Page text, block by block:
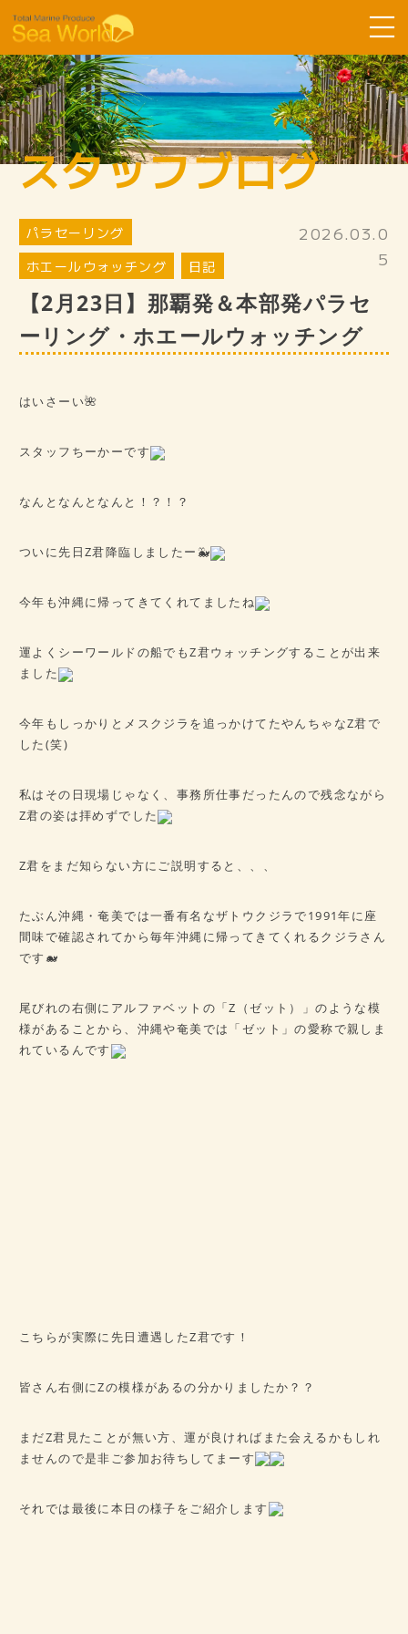
Sea Worldについて
コース紹介
ツアーの流れ
お客様の声
SDGsへ取り組み
スタッフ紹介
ギャラリー
★ご予約はこちら★
会社概要
スタッフブログ
パラセーリング
ホエールウォッチング
日記
2026.03.0
5
【2月23日】那覇発＆本部発パラセ
ーリング・ホエールウォッチング
はいさーい🌺
スタッフちーかーです
なんとなんとなんと！？！？
ついに先日Z君降臨しましたー🐳
今年も沖縄に帰ってきてくれてましたね
運よくシーワールドの船でもZ君ウォッチングすることが出来
ました
今年もしっかりとメスクジラを追っかけてたやんちゃなZ君で
した(笑)
私はその日現場じゃなく、事務所仕事だったんので残念ながら
Z君の姿は拝めずでした
Z君をまだ知らない方にご説明すると、、、
たぶん沖縄・奄美では一番有名なザトウクジラで1991年に座
間味で確認されてから毎年沖縄に帰ってきてくれるクジラさん
です🐋
尾びれの右側にアルファベットの「Z（ゼット）」のような模
様があることから、沖縄や奄美では「ゼット」の愛称で親しま
れているんです
こちらが実際に先日遭遇したZ君です！
皆さん右側にZの模様があるの分かりましたか？？
まだZ君見たことが無い方、運が良ければまた会えるかもしれ
ませんので是非ご参加お待ちしてまーす
それでは最後に本日の様子をご紹介します